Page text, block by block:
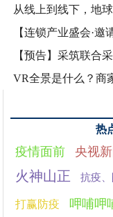
从线上到线下，地
【连锁产业盛会·
【预告】采筑联合
VR全景是什么？商
热
疫情面前 央视
火神山正 抗疫
打赢防疫 呷哺呷